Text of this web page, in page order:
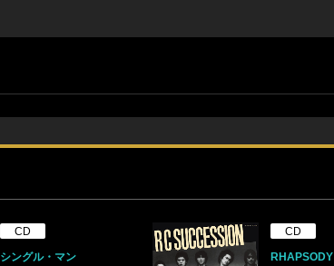
CD
シングル・マン
CD
RHAPSODY